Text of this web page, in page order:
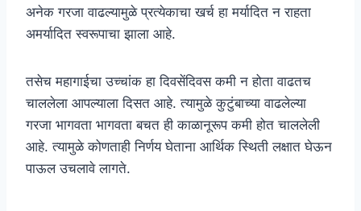
अनेक गरजा वाढल्यामुळे प्रत्येकाचा खर्च हा मर्यादित न राहता
अमर्यादित स्वरूपाचा झाला आहे.
तसेच महागाईचा उच्चांक हा दिवसेंदिवस कमी न होता वाढतच
चाललेला आपल्याला दिसत आहे. त्यामुळे कुटुंबाच्या वाढलेल्या
गरजा भागवता भागवता बचत ही काळानूरूप कमी होत चाललेली
आहे. त्यामुळे कोणताही निर्णय घेताना आर्थिक स्थिती लक्षात घेऊन
पाऊल उचलावे लागते.